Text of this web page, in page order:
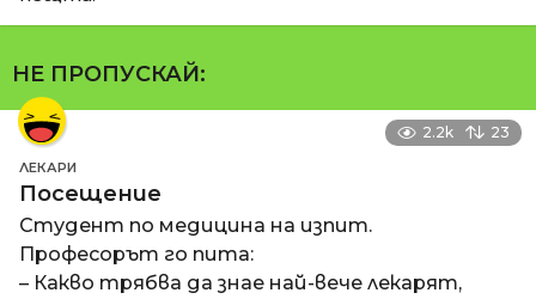
НЕ ПРОПУСКАЙ:
2.2k 23
ЛЕКАРИ
Посещение
Студент по медицина на изпит.
Професорът го пита:
– Какво трябва да знае най-вече лекарят,